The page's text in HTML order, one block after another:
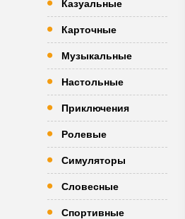
Казуальные
Карточные
Музыкальные
Настольные
Приключения
Ролевые
Симуляторы
Словесные
Спортивные